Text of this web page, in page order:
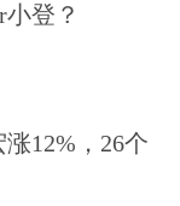
登？
12%，26个